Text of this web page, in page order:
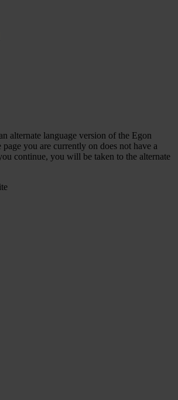
alternate language version of the Egon
you are currently on does not have a
continue, you will be taken to the alternate